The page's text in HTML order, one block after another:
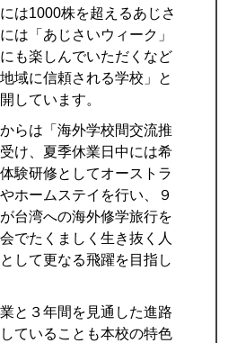
は1000株を超えるあじさ
は「あじさいウィーク」
も楽しんでいただくなど
域に信頼される学校」と
しています。
らは「海外学校間交流推
け、夏季休業日中には希
験研修としてオーストラ
ホームステイを行い、９
台湾への海外修学旅行を
でたくましく生き抜く人
して更なる飛躍を目指し
と３年間を見通した進路
ていることも本校の特色